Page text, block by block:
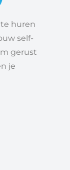
huren
self-
gerust
je